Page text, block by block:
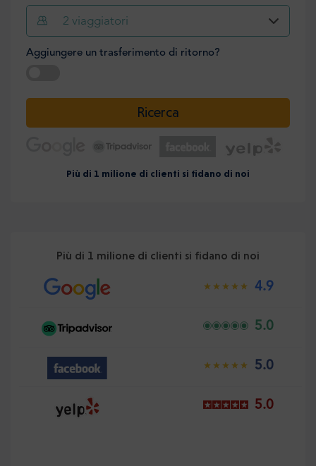
2 viaggiatori
Aggiungere un trasferimento di ritorno?
Ricerca
Più di 1 milione di clienti si fidano di noi
Più di 1 milione di clienti si fidano di noi
4.9
5.0
5.0
5.0